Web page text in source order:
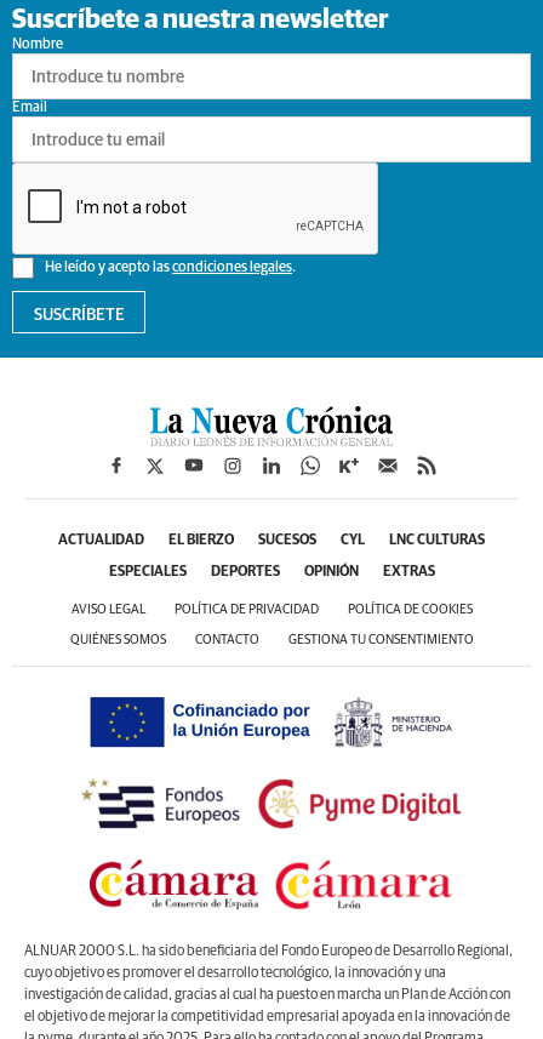
Suscríbete a nuestra newsletter
Nombre
He leído y acepto lascondiciones legales.
Email
SUSCRÍBETE
ACTUALIDAD EL BIERZO SUCESOS CYL LNC CULTURAS
ESPECIALES DEPORTES OPINIÓN EXTRAS
AVISO LEGAL POLÍTICA DE PRIVACIDAD POLÍTICA DE COOKIES
QUIÉNES SOMOS CONTACTO GESTIONA TU CONSENTIMIENTO
ALNUAR 2000 S.L. ha sido beneficiaria del Fondo Europeo de Desarrollo Regional,
cuyo objetivo es promover el desarrollo tecnológico, la innovación y una
investigación de calidad, gracias al cual ha puesto en marcha un Plan de Acción con
el objetivo de mejorar la competitividad empresarial apoyada en la innovación de